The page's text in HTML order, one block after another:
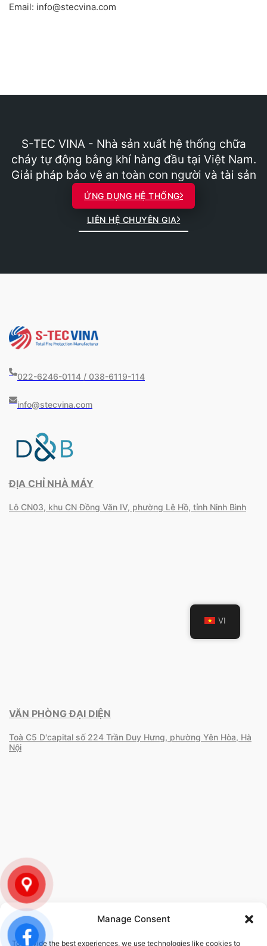
Manage Consent
To provide the best experiences, we use technologies like cookies to
Email: info@stecvina.com
S-TEC VINA - Nhà sản xuất hệ thống chữa
cháy tự động bằng khí hàng đầu tại Việt Nam.
Giải pháp bảo vệ an toàn con người và tài sản
ỨNG DỤNG HỆ THỐNG
LIÊN HỆ CHUYÊN GIA
022-6246-0114 / 038-6119-114
info@stecvina.com
ĐỊA CHỈ NHÀ MÁY
Lô CN03, khu CN Đồng Văn IV, phường Lê Hồ, tỉnh Ninh Bình
VĂN PHÒNG ĐẠI DIỆN
Toà C5 D'capital số 224 Trần Duy Hưng, phường Yên Hòa, Hà
Nội
VI